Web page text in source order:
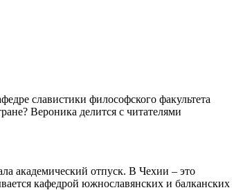
славистики философского факультета
Вероника делится с читателями
академический отпуск. В Чехии – это
кафедрой южнославянских и балканских